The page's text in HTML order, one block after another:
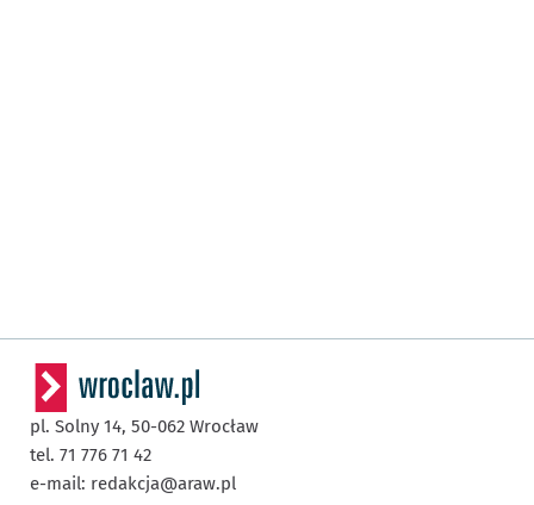
pl. Solny 14, 50-062 Wrocław
tel. 71 776 71 42
e-mail: redakcja@araw.pl